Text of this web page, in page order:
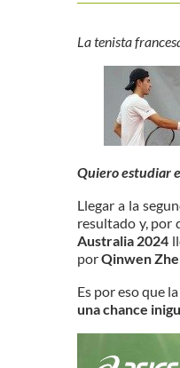
La tenista
Quiero estudiar
Llegar a la
resultado y, por
Australia 2024
porQinwen
Es por eso que
una chance